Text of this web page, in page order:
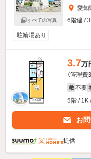
すべての写真
愛知
6階建 /
駐輪場あり
3.7万
（管理費
敷 不要
5階 / 1K
お
提供